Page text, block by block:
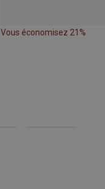
Vous économisez 21%